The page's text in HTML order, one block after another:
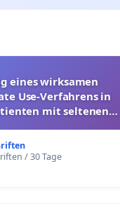
eines wirksamen
Use-Verfahrens in
mit seltenen
/ 30 Tage